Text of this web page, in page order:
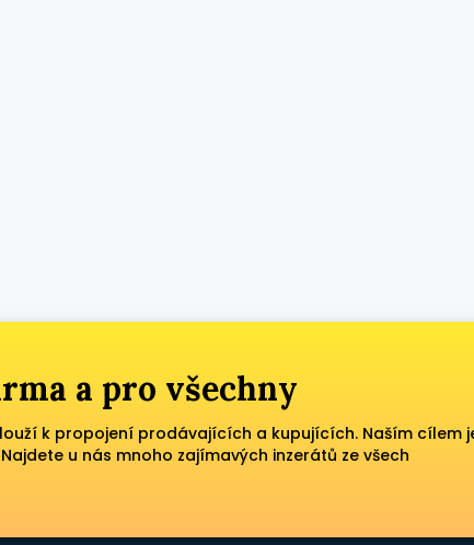
a pro všechny
k propojení prodávajících a kupujících. Naším cílem
u nás mnoho zajímavých inzerátů ze všech